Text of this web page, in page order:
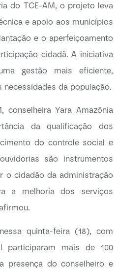
do TCE-AM, o projeto leva
e apoio aos municípios
e o aperfeiçoamento
cidadã. A iniciativa
gestão mais eficiente,
necessidades da população.
conselheira Yara Amazônia
da qualificação dos
do controle social e
são instrumentos
o cidadão da administração
a melhoria dos serviços
quinta-feira (18), com
participaram mais de 100
presença do conselheiro e